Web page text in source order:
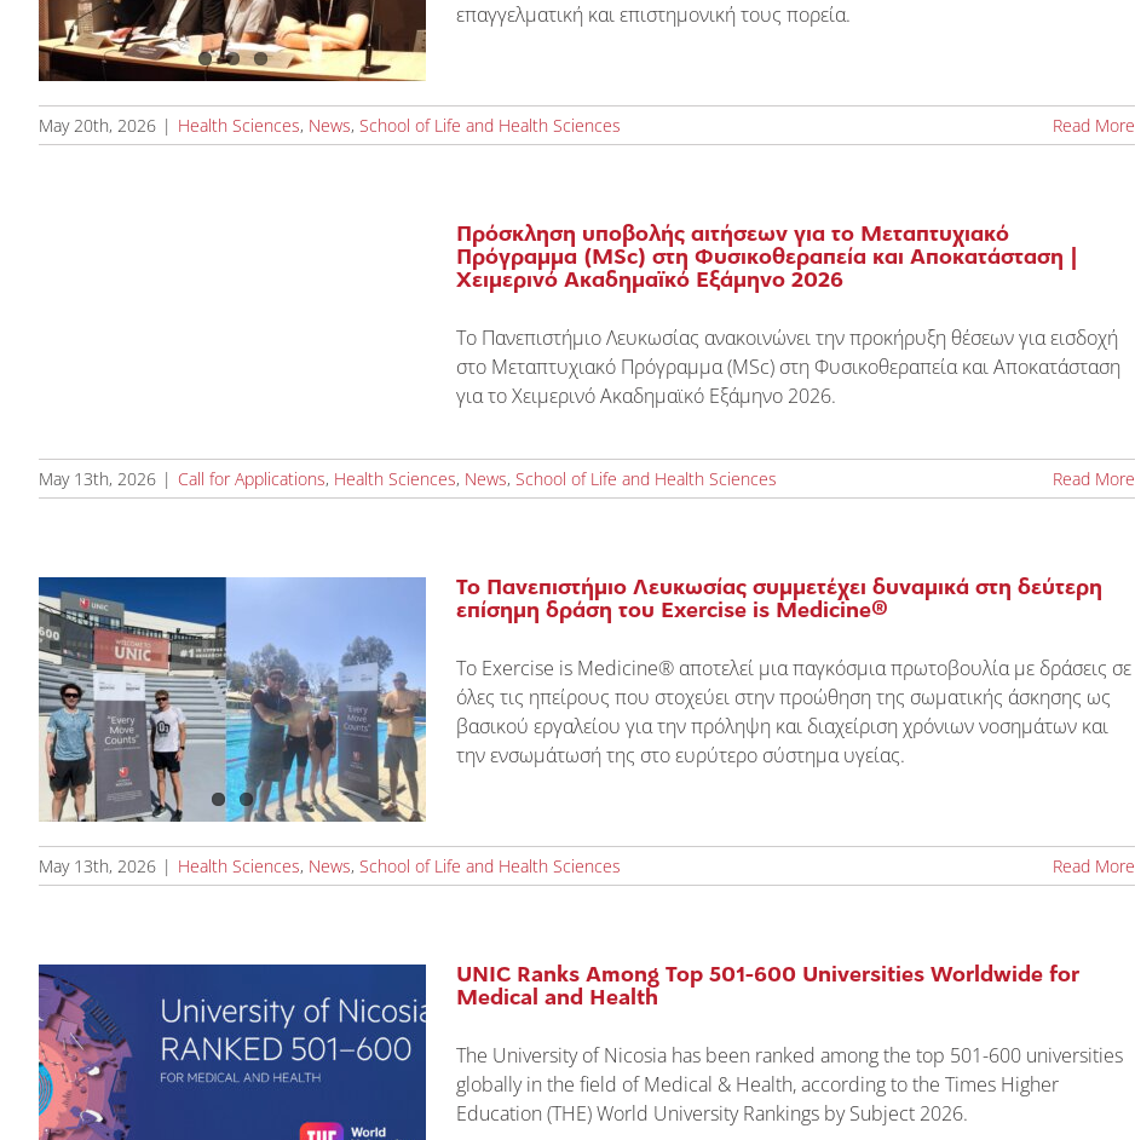
επαγγελματική και επιστημονική τους πορεία.
May 20th, 2026 | Health Sciences, News, School of Life and Health Sciences Read More
Πρόσκληση υποβολής αιτήσεων για το Μεταπτυχιακό
Πρόγραμμα (MSc) στη Φυσικοθεραπεία και Αποκατάσταση |
Χειμερινό Ακαδημαϊκό Εξάμηνο 2026
Το Πανεπιστήμιο Λευκωσίας ανακοινώνει την προκήρυξη θέσεων για εισδοχή
στο Μεταπτυχιακό Πρόγραμμα (MSc) στη Φυσικοθεραπεία και Αποκατάσταση
για το Χειμερινό Ακαδημαϊκό Εξάμηνο 2026.
May 13th, 2026 | Call for Applications, Health Sciences, News, School of Life and Health Sciences Read More
Το Πανεπιστήμιο Λευκωσίας συμμετέχει δυναμικά στη δεύτερη
επίσημη δράση του Exercise is Medicine®
Το Exercise is Medicine® αποτελεί μια παγκόσμια πρωτοβουλία με δράσεις σε
όλες τις ηπείρους που στοχεύει στην προώθηση της σωματικής άσκησης ως
βασικού εργαλείου για την πρόληψη και διαχείριση χρόνιων νοσημάτων και
την ενσωμάτωσή της στο ευρύτερο σύστημα υγείας.
May 13th, 2026 | Health Sciences, News, School of Life and Health Sciences Read More
UNIC Ranks Among Top 501-600 Universities Worldwide for
Medical and Health
The University of Nicosia has been ranked among the top 501-600 universities
globally in the field of Medical & Health, according to the Times Higher
Education (THE) World University Rankings by Subject 2026.